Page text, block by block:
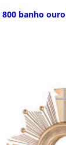
800 banho